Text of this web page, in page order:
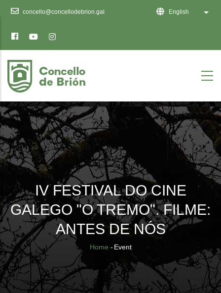
sitio
web
inclúe
un
sistema
de
accesibilidade.
concello@concellodebrion.gal English List
IV FESTIVAL DO CINE
GALEGO "O TREMO". FILME:
ANTES DE NÓS
Breadcrumb
Home - Event